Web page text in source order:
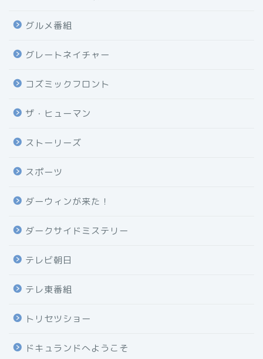
グルメ番組
グレートネイチャー
コズミックフロント
ザ・ヒューマン
ストーリーズ
スポーツ
ダーウィンが来た！
ダークサイドミステリー
テレビ朝日
テレ東番組
トリセツショー
ドキュランドへようこそ